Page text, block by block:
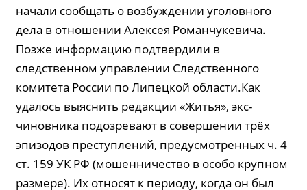
начали сообщать о возбуждении уголовного
дела в отношении Алексея Романчукевича.
Позже информацию подтвердили в
следственном управлении Следственного
комитета России по Липецкой области.Как
удалось выяснить редакции «Житья», экс-
чиновника подозревают в совершении трёх
эпизодов преступлений, предусмотренных ч. 4
ст. 159 УК РФ (мошенничество в особо крупном
размере). Их относят к периоду, когда он был